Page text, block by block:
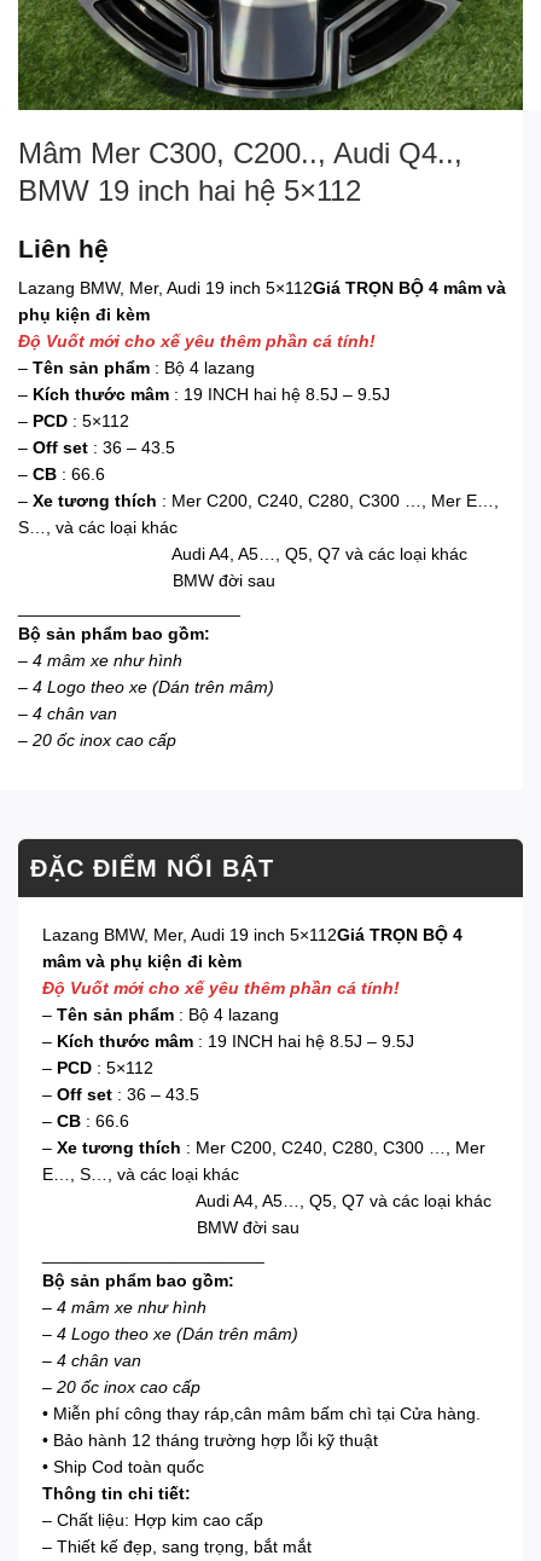
Mâm Mer C300, C200.., Audi Q4..,
BMW 19 inch hai hệ 5×112
Liên hệ
Lazang BMW, Mer, Audi 19 inch 5×112Giá TRỌN BỘ 4 mâm và
phụ kiện đi kèm
Độ Vuốt mới cho xế yêu thêm phần cá tính!
– Tên sản phẩm : Bộ 4 lazang
– Kích thước mâm : 19 INCH hai hệ 8.5J – 9.5J
– PCD : 5×112
– Off set : 36 – 43.5
– CB : 66.6
– Xe tương thích : Mer C200, C240, C280, C300 …, Mer E…,
S…, và các loại khác
Audi A4, A5…, Q5, Q7 và các loại khác
BMW đời sau
Bộ sản phẩm bao gồm:
– 4 mâm xe như hình
– 4 Logo theo xe (Dán trên mâm)
– 4 chân van
– 20 ốc inox cao cấp
ĐẶC ĐIỂM NỔI BẬT
Lazang BMW, Mer, Audi 19 inch 5×112Giá TRỌN BỘ 4
mâm và phụ kiện đi kèm
Độ Vuốt mới cho xế yêu thêm phần cá tính!
– Tên sản phẩm : Bộ 4 lazang
– Kích thước mâm : 19 INCH hai hệ 8.5J – 9.5J
– PCD : 5×112
– Off set : 36 – 43.5
– CB : 66.6
– Xe tương thích : Mer C200, C240, C280, C300 …, Mer
E…, S…, và các loại khác
Audi A4, A5…, Q5, Q7 và các loại khác
BMW đời sau
Bộ sản phẩm bao gồm:
– 4 mâm xe như hình
– 4 Logo theo xe (Dán trên mâm)
– 4 chân van
– 20 ốc inox cao cấp
• Miễn phí công thay ráp,cân mâm bấm chì tại Cửa hàng.
• Bảo hành 12 tháng trường hợp lỗi kỹ thuật
• Ship Cod toàn quốc
Thông tin chi tiết:
– Chất liệu: Hợp kim cao cấp
– Thiết kế đẹp, sang trọng, bắt mắt